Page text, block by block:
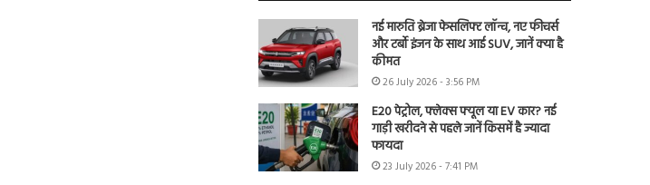
नई मारुति ब्रेजा फेसलिफ्ट लॉन्च, नए फीचर्स
और टर्बो इंजन के साथ आई SUV, जानें क्या है
कीमत
26 July 2026 - 3:56 PM
E20 पेट्रोल, फ्लेक्स फ्यूल या EV कार? नई
गाड़ी खरीदने से पहले जानें किसमें है ज्यादा
फायदा
23 July 2026 - 7:41 PM